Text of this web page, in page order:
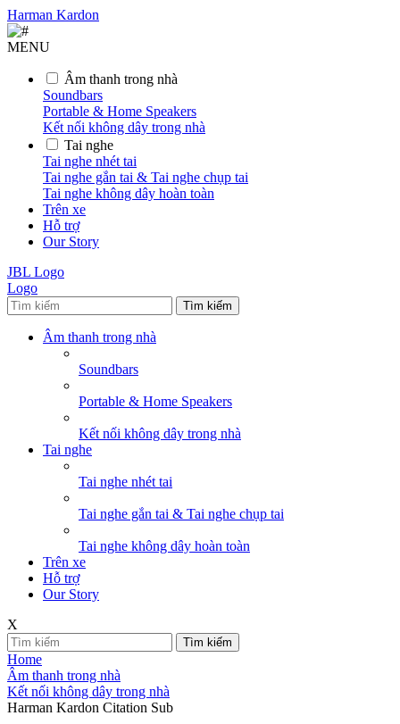
Harman Kardon
MENU
Âm thanh trong nhà
Soundbars
Portable & Home Speakers
Kết nối không dây trong nhà
Tai nghe
Tai nghe nhét tai
Tai nghe gắn tai & Tai nghe chụp tai
Tai nghe không dây hoàn toàn
Trên xe
Hỗ trợ
Our Story
JBL Logo
Logo
Tìm kiếm
Âm thanh trong nhà
Soundbars
Portable & Home Speakers
Kết nối không dây trong nhà
Tai nghe
Tai nghe nhét tai
Tai nghe gắn tai & Tai nghe chụp tai
Tai nghe không dây hoàn toàn
Trên xe
Hỗ trợ
Our Story
X
Tìm kiếm
Home
Âm thanh trong nhà
Kết nối không dây trong nhà
Harman Kardon Citation Sub